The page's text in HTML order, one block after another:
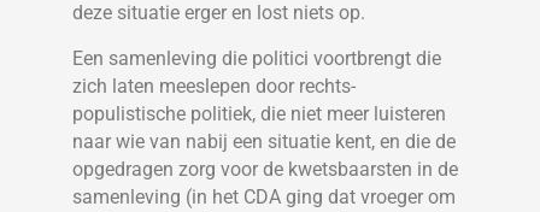
deze situatie erger en lost niets op.
Een samenleving die politici voortbrengt die
zich laten meeslepen door rechts-
populistische politiek, die niet meer luisteren
naar wie van nabij een situatie kent, en die de
opgedragen zorg voor de kwetsbaarsten in de
samenleving (in het CDA ging dat vroeger om